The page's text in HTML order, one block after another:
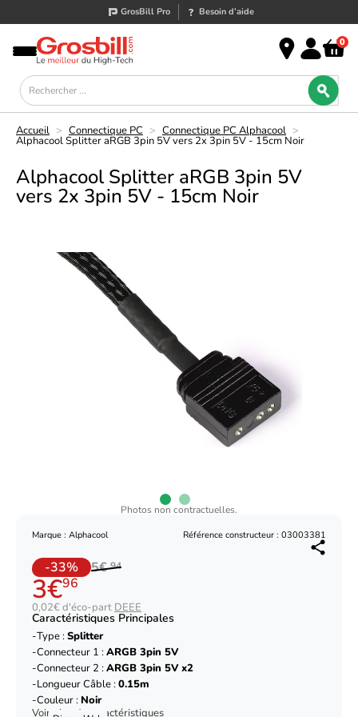
GrosBill Pro Besoin d’aide
0
Accueil > Connectique PC > Connectique PC Alphacool >
Alphacool Splitter aRGB 3pin 5V vers 2x 3pin 5V - 15cm Noir
Alphacool Splitter aRGB 3pin 5V
vers 2x 3pin 5V - 15cm Noir
Photos non contractuelles.
Marque : Alphacool Référence constructeur : 03003381
-33% 5€ 94
3€96
0,02€ d'éco-part DEEE
Caractéristiques Principales
Type :Splitter
Connecteur 1 :ARGB 3pin 5V
Connecteur 2 :ARGB 3pin 5V x2
Longueur Câble :0.15m
Couleur : Noir
Voir plus de caractéristiques